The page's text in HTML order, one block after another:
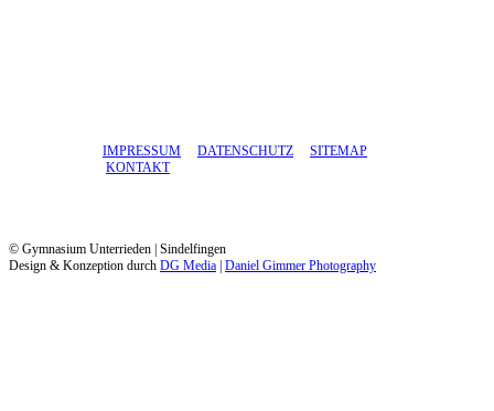
IMPRESSUM DATENSCHUTZ
SITEMAP
KONTAKT
© Gymnasium Unterrieden | Sindelfingen
Design & Konzeption durch DG Media Daniel Gimmer Photography